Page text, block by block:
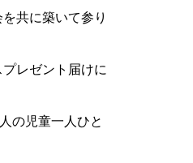
共に築いて参り
レゼント届けに
の児童一人ひと